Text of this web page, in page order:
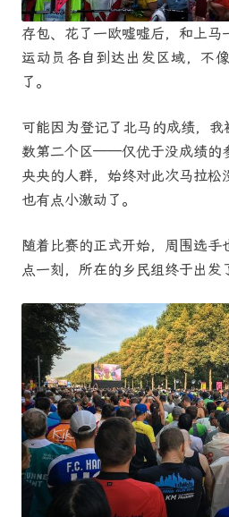
存包、花了一欧嘘嘘后，和上马
运动员各自到达出发区域，不
了。
可能因为登记了北马的成绩，我
数第二个区——仅优于没成绩的
央央的人群，始终对此次马拉松
也有点小激动了。
随着比赛的正式开始，周围选手
点一刻，所在的乡民组终于出发